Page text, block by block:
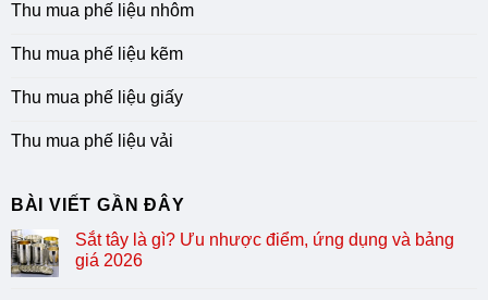
Thu mua phế liệu nhôm
Thu mua phế liệu kẽm
Thu mua phế liệu giấy
Thu mua phế liệu vải
BÀI VIẾT GẦN ĐÂY
Sắt tây là gì? Ưu nhược điểm, ứng dụng và bảng
giá 2026